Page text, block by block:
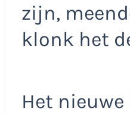
zijn,
klonk het
Het